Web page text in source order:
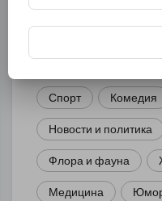
Спорт Комедия
Новости и политика
Флора и фауна
Медицина